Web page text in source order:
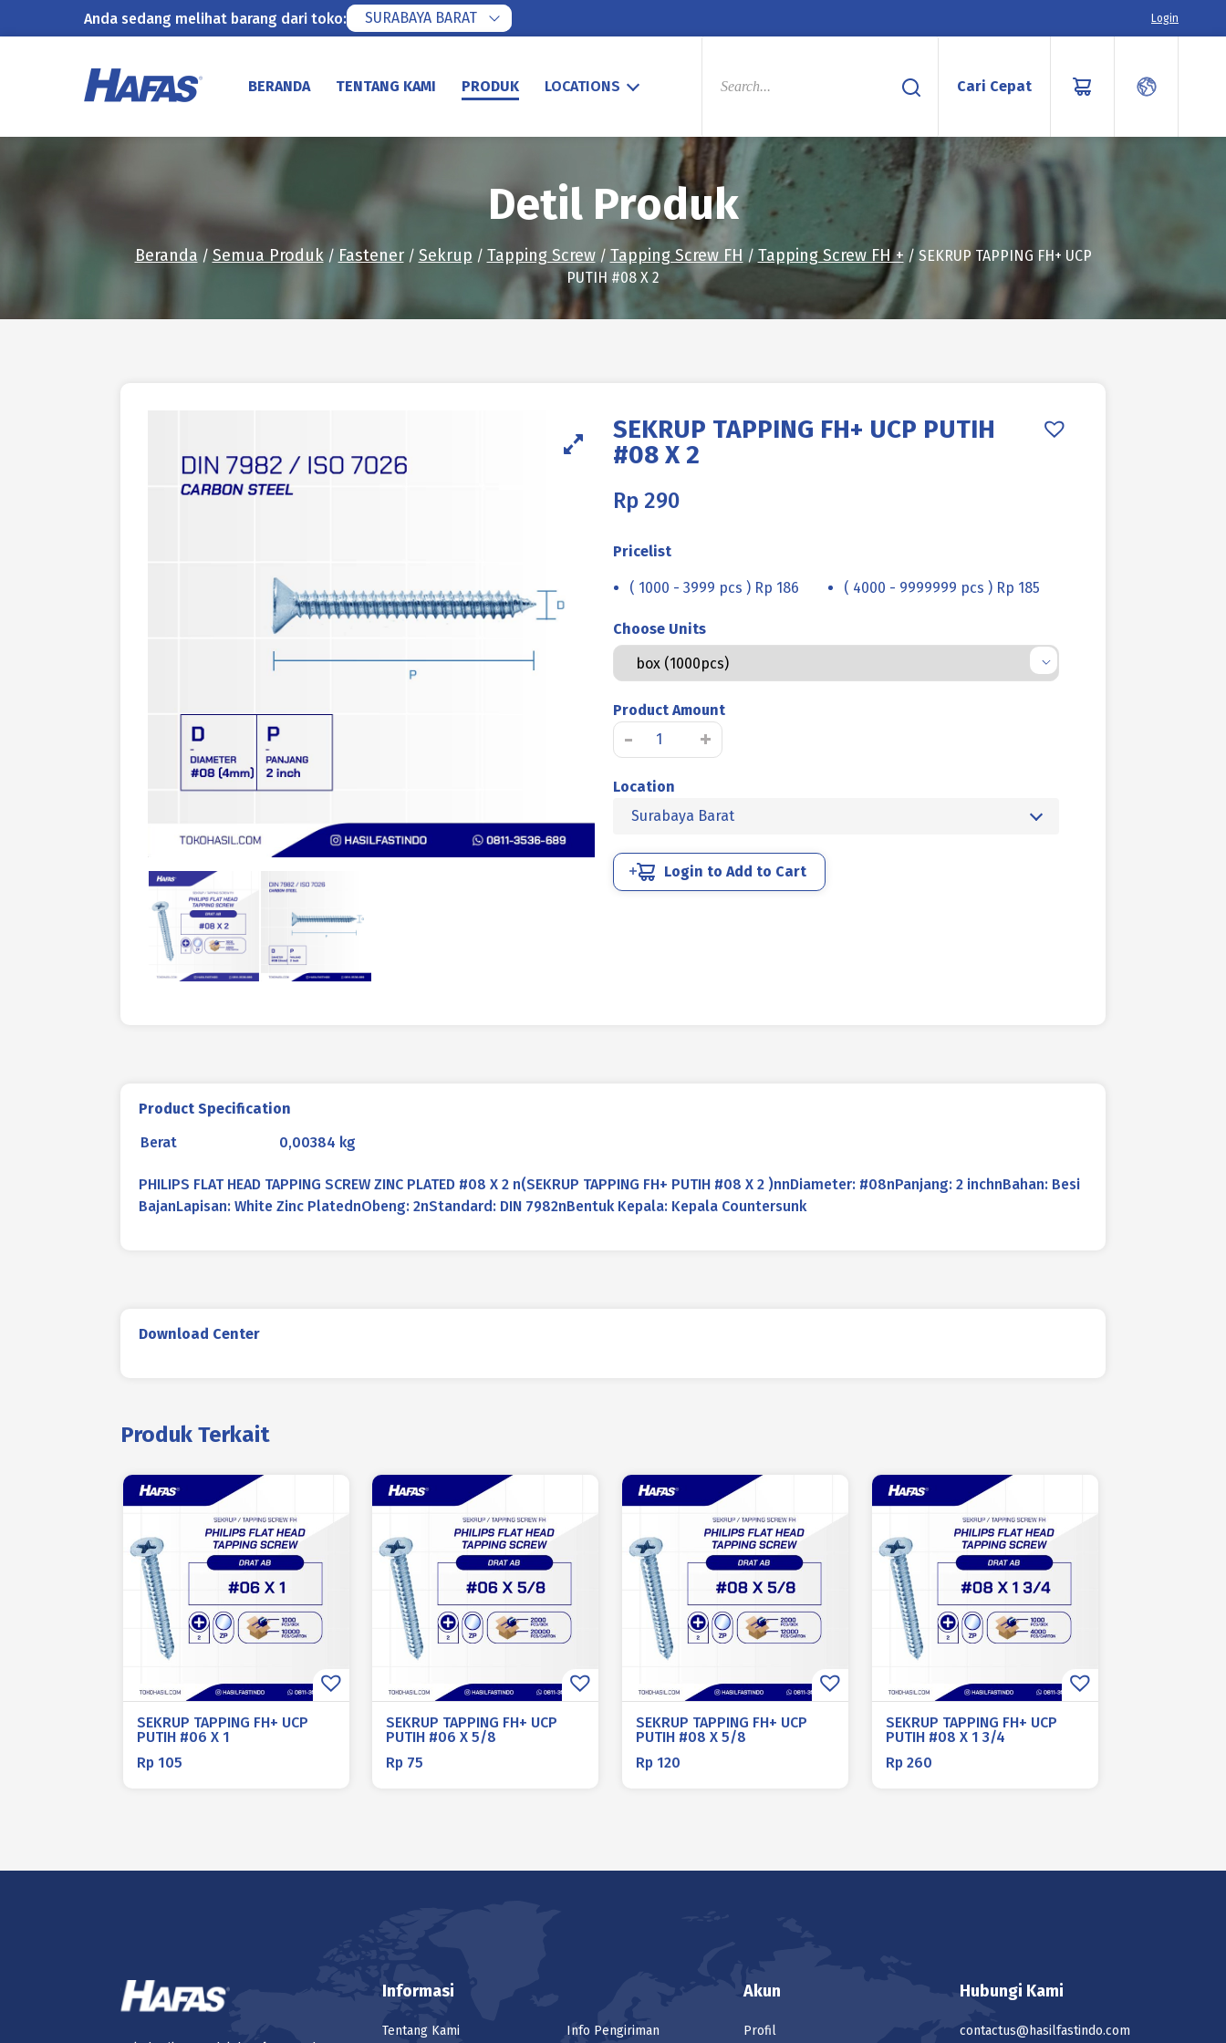
Anda sedang melihat barang dari toko: SURABAYA BARAT Login
BERANDA TENTANG KAMI PRODUK LOCATIONS
PRODUCTS
Cari Cepat
Detil Produk
Beranda / Semua Produk/ Fastener/ Sekrup / Tapping Screw/ Tapping Screw FH / Tapping Screw FH + / SEKRUP TAPPING FH+ UCP
PUTIH #08 X 2
SEKRUP TAPPING FH+ UCP PUTIH
#08 X 2
Rp 290
Pricelist
( 1000 - 3999 pcs ) Rp 186 ( 4000 - 9999999 pcs ) Rp 185
Choose Units
Product Amount
-
Kuantitas
SEKRUP
TAPPING
UCP
#08
X
+
Location
Surabaya Barat
Login to Add to Cart
Product Specification
Berat
0,00384 kg
PHILIPS FLAT HEAD TAPPING SCREW ZINC PLATED #08 X 2 n(SEKRUP TAPPING FH+ PUTIH #08 X 2 )nnDiameter: #08nPanjang: 2 inchnBahan: Besi
BajanLapisan: White Zinc PlatednObeng: 2nStandard: DIN 7982nBentuk Kepala: Kepala Countersunk
Download Center
Produk Terkait
SEKRUP TAPPING FH+ UCP
PUTIH #06 X 1
Rp 105
SEKRUP TAPPING FH+ UCP
PUTIH #06 X 5/8
Rp 75
SEKRUP TAPPING FH+ UCP
PUTIH #08 X 5/8
Rp 120
SEKRUP TAPPING FH+ UCP
PUTIH #08 X 1 3/4
Rp 260
Informasi
Tentang Kami Info Pengiriman
Akun
Profil
Hubungi Kami
contactus@hasilfastindo.com